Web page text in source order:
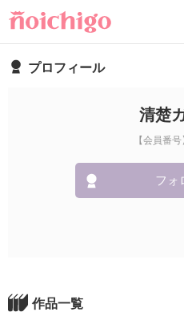
プロフィール
清楚
【会員番
フォ
作品一覧